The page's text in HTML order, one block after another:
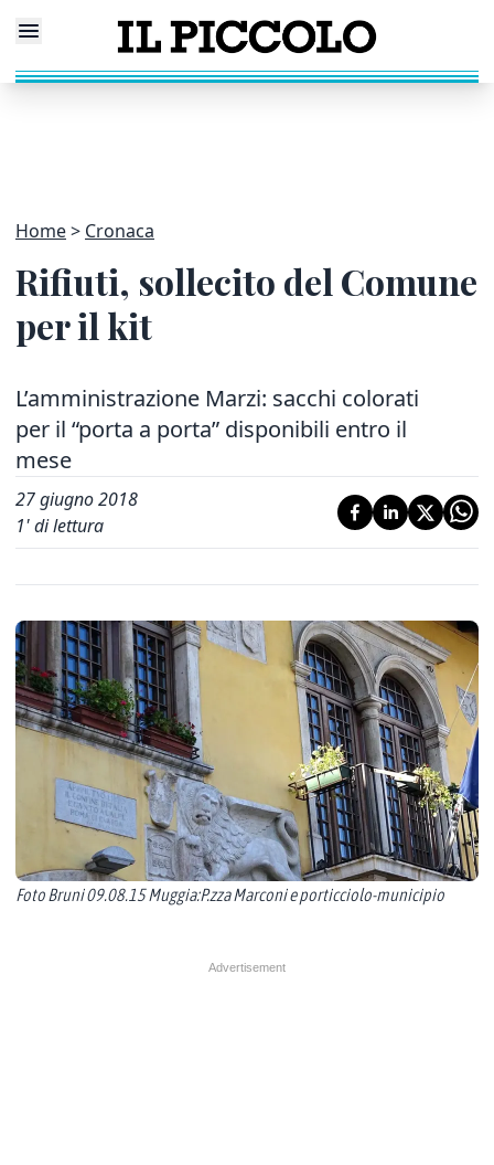
Home Cronaca
Rifiuti, sollecito del Comune
per il kit
L’amministrazione Marzi: sacchi colorati
per il “porta a porta” disponibili entro il
mese
27 giugno 2018
1' di lettura
Foto Bruni 09.08.15 Muggia:P.zza Marconi e porticciolo-municipio